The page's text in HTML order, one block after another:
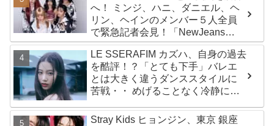
へ！ ミンジ、ハニ、ダニエル、ヘ
リン、ヘインのメンバー５人全員
で緊急記者会見！「NewJeans
never dies!」と微笑みの宣言！
ADOR側、2029年まで契約有効と
主張
LE SSERAFIM カズハ、自身の過去
を酷評！？「とても下手」バレエ
とは大きく違うダンススタイルに
苦戦・・ めげることなく冷静に努
Stray Kids ヒョンジン、東京 銀座